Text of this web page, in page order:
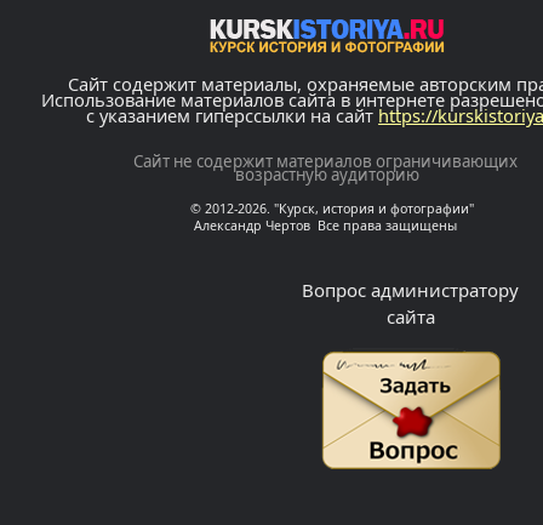
Сайт содержит материалы, охраняемые авторским
Использование материалов сайта в интернете
с указанием гиперссылки на сайтhttps://
Сайт не содержит материалов ограничивающих
возрастную аудиторию
© 2012-2026. "Курск, история и фотографии"
Александр Чертов Все права защищены
Вопрос администратору
сайта